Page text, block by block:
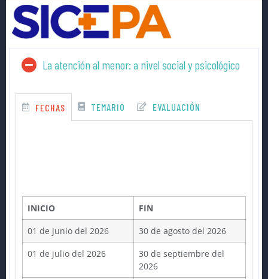
La atención al menor: a nivel social y psicológico
FECHAS TEMARIO EVALUACIÓN
INICIO
FIN
01 de junio del 2026
30 de agosto del 2026
01 de julio del 2026
30 de septiembre del
2026